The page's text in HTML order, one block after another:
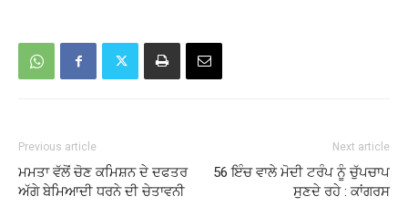
Previous article
ਮਮਤਾ ਵੱਲੋਂ ਚੋਣ ਕਮਿਸ਼ਨ ਦੇ ਦਫਤਰ
ਅੱਗੇ ਬੇਮਿਆਦੀ ਧਰਨੇ ਦੀ ਚੇਤਾਵਨੀ
Next article
56 ਇੰਚ ਵਾਲੇ ਮੋਦੀ ਟਰੰਪ ਨੂੰ ਚੁੱਪਚਾਪ
ਸੁਣਦੇ ਰਹੇ : ਕਾਂਗਰਸ